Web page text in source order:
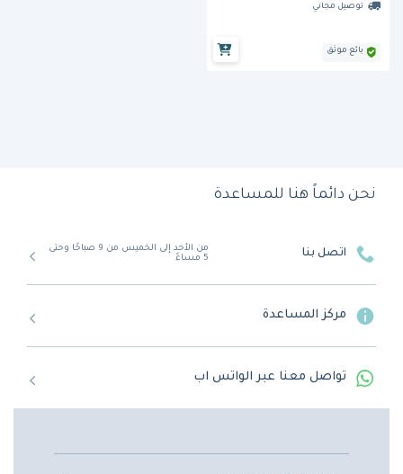
توصيل مجاني
بائع موثق
نحن دائماً هنا للمساعدة
اتصل بنا
من الأحد إلى الخميس من 9 صباحًا وحتى
5 مساءً
مركز المساعدة
تواصل معنا عبر الواتس اب